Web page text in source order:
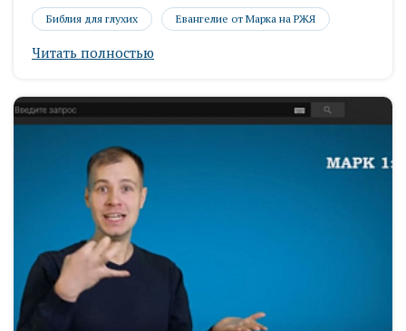
Библия для глухих Евангелие от Марка на РЖЯ
Читать полностью